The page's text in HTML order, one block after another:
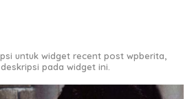
untuk widget recent post wpberita,
pada widget ini.